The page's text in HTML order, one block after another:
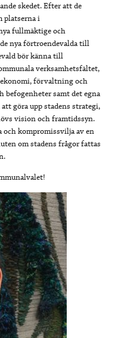
skedet. Efter att de
platserna i
fullmäktige och
nya förtroendevalda till
bör känna till
verksamhetsfältet,
förvaltning och
befogenheter samt det egna
göra upp stadens strategi,
vision och framtidssyn.
och kompromissvilja av en
om stadens frågor fattas